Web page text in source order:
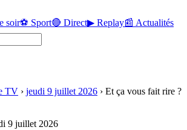
soir⚽ Sport🔴 Direct▶ Replay📰 Actualités
TV › jeudi 9 juillet 2026 › Et ça vous fait rire ?
9 juillet 2026